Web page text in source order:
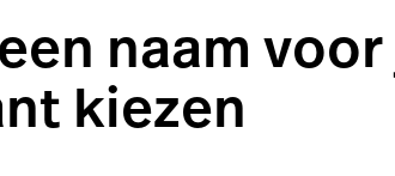
naam
kiezen